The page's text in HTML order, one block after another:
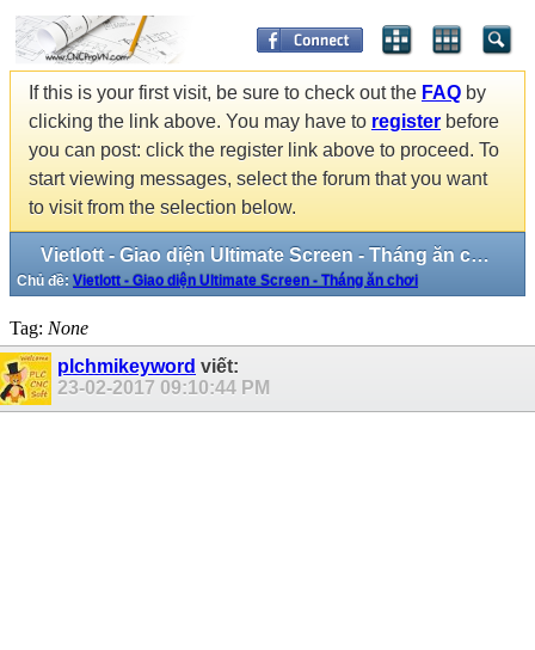
If this is your first visit, be sure to check out the FAQ by
clicking the link above. You may have to register before
you can post: click the register link above to proceed. To
start viewing messages, select the forum that you want
to visit from the selection below.
Vietlott - Giao diện Ultimate Screen - Tháng ăn chơi
Chủ đề: Vietlott - Giao diện Ultimate Screen - Tháng ăn chơi
Tag: None
plchmikeyword viết:
23-02-2017 09:10:44 PM